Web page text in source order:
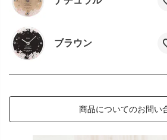
ブラウン
商品についてのお問い